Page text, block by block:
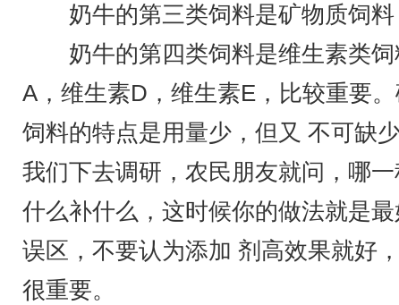
奶牛的第三类饲料是矿物质饲料
奶牛的第四类饲料是维生素类饲
A，维生素D，维生素E，比较重要
饲料的特点是用量少，但又 不可缺
我们下去调研，农民朋友就问，哪
什么补什么，这时候你的做法就是
误区，不要认为添加 剂高效果就好
很重要。